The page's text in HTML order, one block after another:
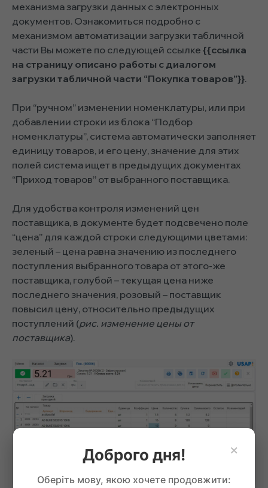
механизма загрузки данных с электронных
документов. Ознакомиться подробно с
механизмом автоматизации загрузки табличной
части Вы можете по следующей ссылке {{ссылка
на страницу описано работы с диалогом
загрузки табличной части “Покупка товаров”}}.
При “ручном” изменении номенклатуры, или при
добавлении строки из блока “Подбор
номенклатуры”, система автоматически заполняет
единицу товаров, и его цену, значение для этих
полей система ищет в предыдущих документах
“Приход товаров” от выбранного поставщика.
Для удобства контроля изменений цен
поставщика, в документе будет подсвечено поле
“цена” для каждой строки следующими цветами:
зеленый – цена равна значению из последнего
поступления выбранного товара от этого-же
поставщика, голубой – текущая цена ниже
последнего значения, розовый – поставщик
повысил цену, относительно предыдущих
поступлений (рис. изменение цены от
поставщика).
×
Доброго дня!
Оберіть мову, якою хочете продовжити: